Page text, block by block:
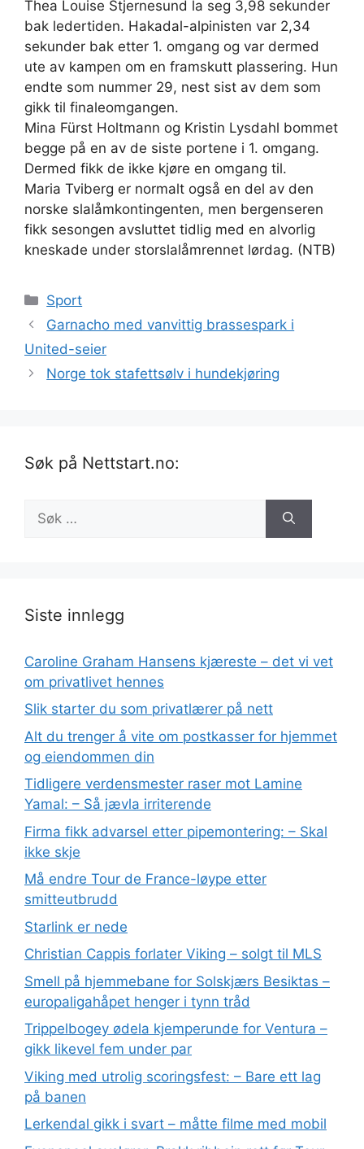
Thea Louise Stjernesund la seg 3,98 sekunder
bak ledertiden. Hakadal-alpinisten var 2,34
sekunder bak etter 1. omgang og var dermed
ute av kampen om en framskutt plassering. Hun
endte som nummer 29, nest sist av dem som
gikk til finaleomgangen.
Mina Fürst Holtmann og Kristin Lysdahl bommet
begge på en av de siste portene i 1. omgang.
Dermed fikk de ikke kjøre en omgang til.
Maria Tviberg er normalt også en del av den
norske slalåmkontingenten, men bergenseren
fikk sesongen avsluttet tidlig med en alvorlig
kneskade under storslalåmrennet lørdag. (NTB)
Kategorier
Sport
Garnacho med vanvittig brassespark i
United-seier
Norge tok stafettsølv i hundekjøring
Søk på Nettstart.no:
etter:
Siste innlegg
Caroline Graham Hansens kjæreste – det vi vet
om privatlivet hennes
Slik starter du som privatlærer på nett
Alt du trenger å vite om postkasser for hjemmet
og eiendommen din
Tidligere verdensmester raser mot Lamine
Yamal: – Så jævla irriterende
Firma fikk advarsel etter pipemontering: – Skal
ikke skje
Må endre Tour de France-løype etter
smitteutbrudd
Starlink er nede
Christian Cappis forlater Viking – solgt til MLS
Smell på hjemmebane for Solskjærs Besiktas –
europaligahåpet henger i tynn tråd
Trippelbogey ødela kjemperunde for Ventura –
gikk likevel fem under par
Viking med utrolig scoringsfest: – Bare ett lag
på banen
Lerkendal gikk i svart – måtte filme med mobil